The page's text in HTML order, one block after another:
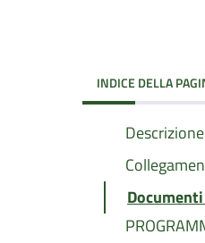
INDICE DELLA
Descrizione